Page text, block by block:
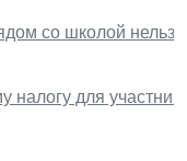
со школой
налогу для